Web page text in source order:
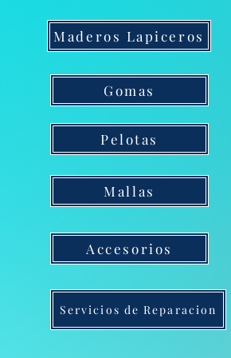
Maderos Lapiceros
Gomas
Pelotas
Mallas
Accesorios
Servicios de Reparacion